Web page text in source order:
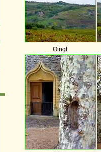
Oingt